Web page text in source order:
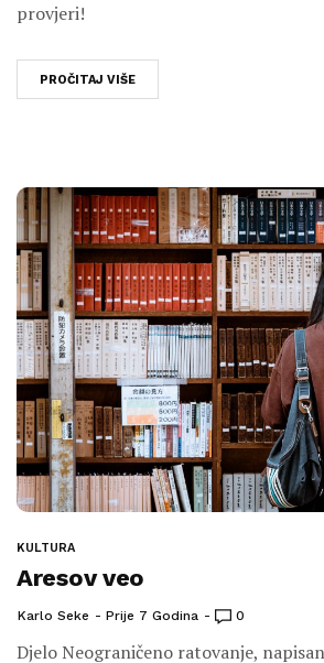
provjeri!
PROČITAJ VIŠE
KULTURA
Aresov veo
Karlo Seke Prije 7 Godina 0
Djelo Neograničeno ratovanje,